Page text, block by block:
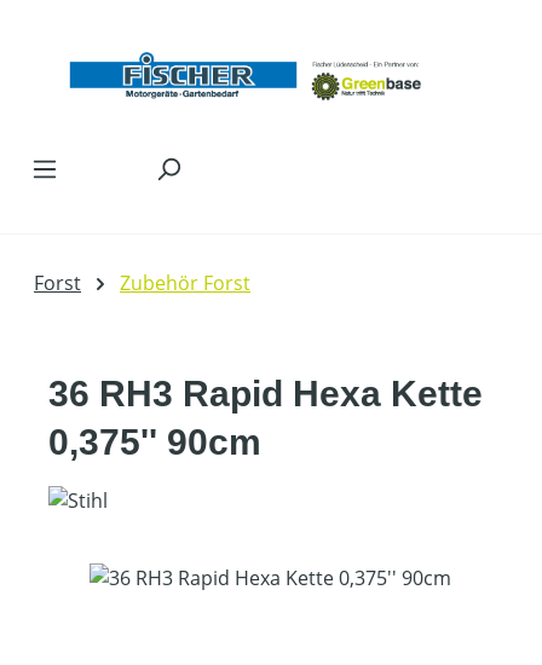
Forst Zubehör Forst
36 RH3 Rapid Hexa Kette
0,375'' 90cm
Bildergalerie überspringen